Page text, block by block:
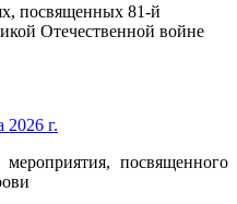
посвященных 81-й
Отечественной войне
г.
посвященного